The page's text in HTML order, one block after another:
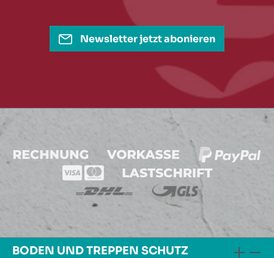
Newsletter jetzt abonieren
BODEN UND TREPPEN SCHUTZ